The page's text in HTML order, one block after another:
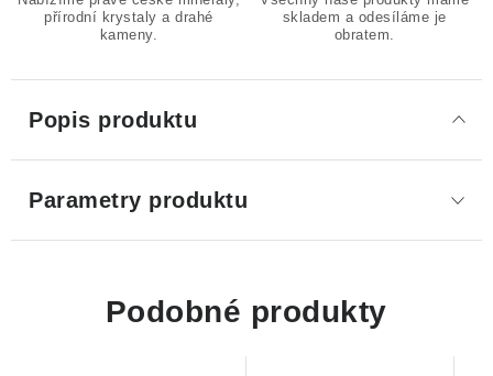
přírodní krystaly a drahé
kameny.
skladem a odesíláme je
obratem.
Popis produktu
Parametry produktu
Podobné produkty